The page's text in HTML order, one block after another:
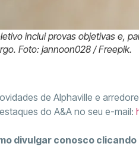
inclui provas objetivas e,
Foto: jannoon028 / Freepik.
de Alphaville e
do A&A no seu e-mail:
divulgar conosco clicando